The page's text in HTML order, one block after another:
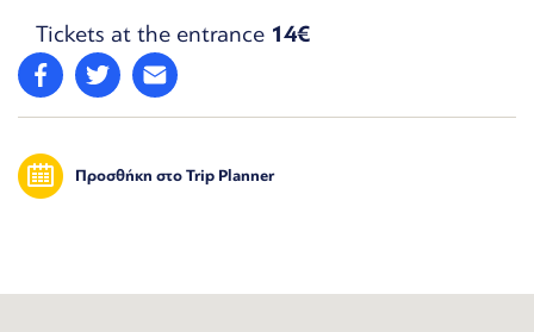
Tickets at the entrance 14€
Προσθήκη στο Trip Planner